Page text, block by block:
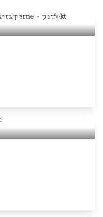
i Tyrol
dejlige jul